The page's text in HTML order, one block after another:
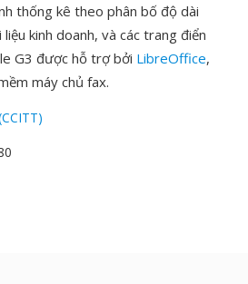
thống kê theo phân bố độ dài
kinh doanh, và các trang điển
G3 được hỗ trợ bởi LibreOffice,
máy chủ fax.